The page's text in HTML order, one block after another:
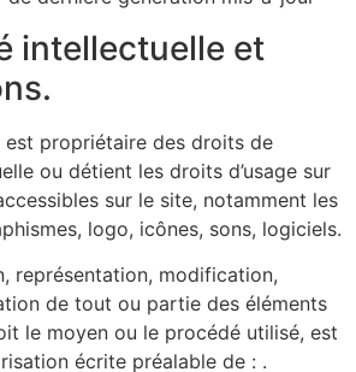
intellectuelle et
est propriétaire des droits de
ou détient les droits d’usage sur
sur le site, notamment les
logo, icônes, sons, logiciels.
représentation, modification,
de tout ou partie des éléments
le moyen ou le procédé utilisé, est
écrite préalable de : .